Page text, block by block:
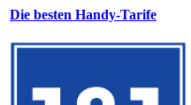
Die besten Handy-Tarife